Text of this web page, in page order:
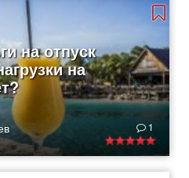
на отпуск
на
1